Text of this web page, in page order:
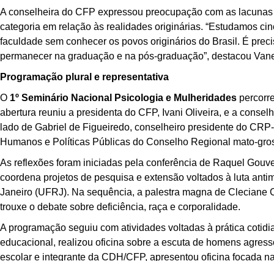
A conselheira do CFP expressou preocupação com as
categoria em relação às realidades originárias. “Estudamos
faculdade sem conhecer os povos originários do Brasil. É
permanecer na graduação e na pós-graduação”, destacou
Programação plural e representativa
O 1º Seminário Nacional Psicologia e Mulheridades
abertura reuniu a presidenta do CFP, Ivani Oliveira, e a
lado de Gabriel de Figueiredo, conselheiro presidente do
Humanos e Políticas Públicas do Conselho Regional mato-
As reflexões foram iniciadas pela conferência de Raquel
coordena projetos de pesquisa e extensão voltados à luta
Janeiro (UFRJ). Na sequência, a palestra magna de
trouxe o debate sobre deficiência, raça e corporalidade.
A programação seguiu com atividades voltadas à prática
educacional, realizou oficina sobre a escuta de homens
escolar e integrante da CDH/CFP, apresentou oficina focada